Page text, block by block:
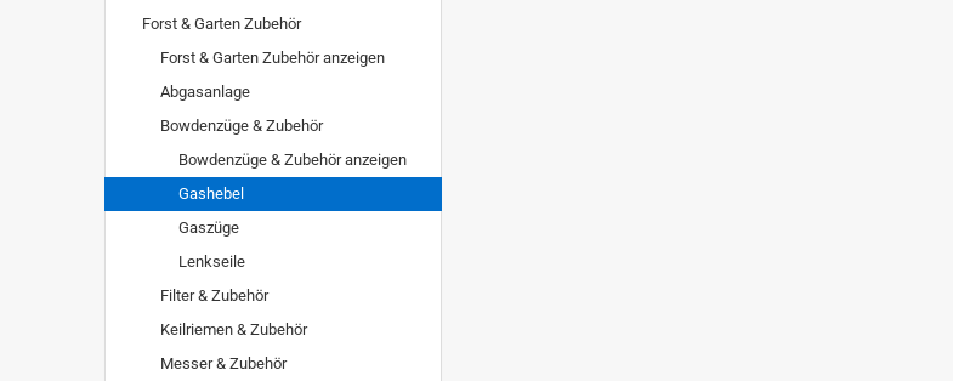
Forst & Garten Zubehör
Forst & Garten Zubehör anzeigen
Abgasanlage
Bowdenzüge & Zubehör
Bowdenzüge & Zubehör anzeigen
Gashebel
Gaszüge
Lenkseile
Filter & Zubehör
Keilriemen & Zubehör
Messer & Zubehör